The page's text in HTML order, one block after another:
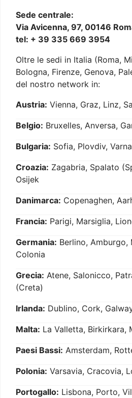
Sede centrale:
Via Avicenna, 97, 00146
tel: + 39 335 669 3954
Oltre le sedi in Italia (Roma,
Bologna, Firenze, Genova,
del nostro network in:
Austria: Vienna, Graz, Linz,
Belgio: Bruxelles, Anversa,
Bulgaria: Sofia, Plovdiv,
Croazia: Zagabria, Spalato
Osijek
Danimarca: Copenaghen,
Francia: Parigi, Marsiglia,
Germania: Berlino, Amburgo,
Colonia
Grecia: Atene, Salonicco,
(Creta)
Irlanda: Dublino, Cork,
Malta: La Valletta, Birkirkara,
Paesi Bassi: Amsterdam,
Polonia: Varsavia, Cracovia,
Portogallo: Lisbona, Porto,